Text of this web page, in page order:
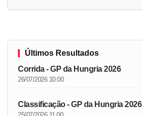
Últimos Resultados
Corrida - GP da Hungria 2026
26/07/2026 10:00
Classificação - GP da Hungria 2026